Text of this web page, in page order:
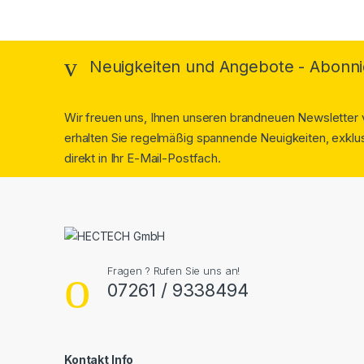
Neuigkeiten und Angebote -
Wir freuen uns, Ihnen unseren brandneuen
erhalten Sie regelmäßig spannende Neuigkeiten,
direkt in Ihr E-Mail-Postfach.
Fragen ? Rufen Sie uns an!
07261 / 9338494
Kontakt Info